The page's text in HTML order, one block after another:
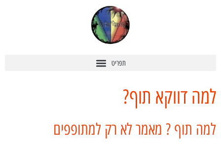
למה דווקא תוף?
למה תוף ? מאמר לא רק למתופפים